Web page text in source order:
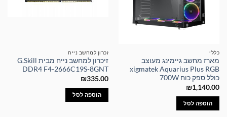
כללי
מארז מחשב גיימינג מעוצב
xigmatek Aquarius Plus RGB
כולל ספק כוח 700W
₪1,140.00
הוספה לסל
זכרון למחשב נייח
זיכרון למחשב נייח מבית G.Skill
DDR4 F4-2666C19S-8GNT
₪335.00
הוספה לסל